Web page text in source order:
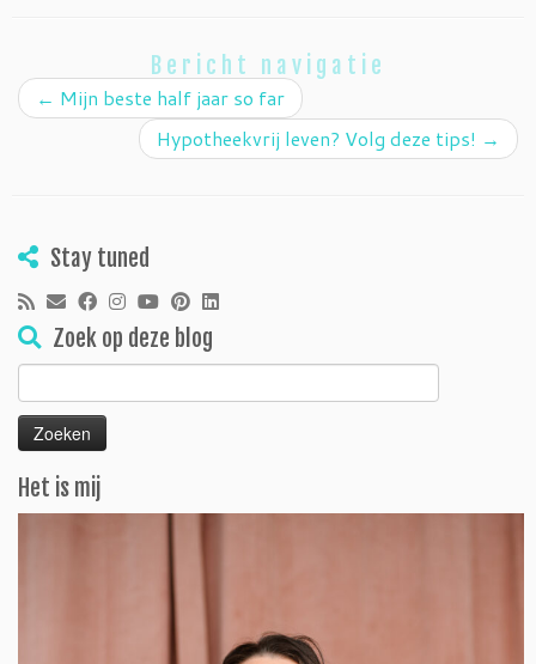
Bericht navigatie
← Mijn beste half jaar so far
Hypotheekvrij leven? Volg deze tips! →
Stay tuned
Zoek op deze blog
naar:
Het is mij